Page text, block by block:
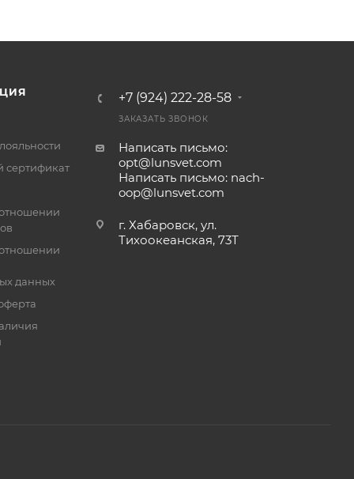
данных
+7 (924) 222-28-58
ЗАКАЗАТЬ ЗВОНОК
Написать письмо:
opt@lunsvet.com
Написать письмо: nach-
oop@lunsvet.com
г. Хабаровск, ул.
Тихоокеанская, 73Т